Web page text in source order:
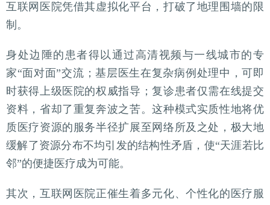
互联网医院凭借其虚拟化平台，打破了地理围墙的限
制。
身处边陲的患者得以通过高清视频与一线城市的专
家“面对面”交流；基层医生在复杂病例处理中，可即
时获得上级医院的权威指导；复诊患者仅需在线提交
资料，省却了重复奔波之苦。这种模式实质性地将优
质医疗资源的服务半径扩展至网络所及之处，极大地
缓解了资源分布不均引发的结构性矛盾，使“天涯若比
邻”的便捷医疗成为可能。
其次，互联网医院正催生着多元化、个性化的医疗服